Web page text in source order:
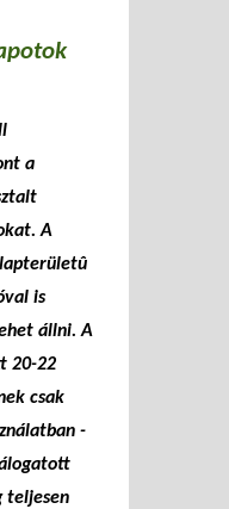
a
A
is
állni. A
20-22
csak
-
teljesen